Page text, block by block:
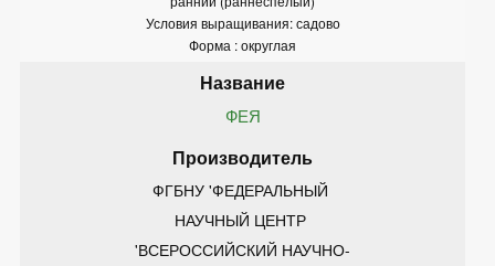
Условия выращивания: садово
Форма : округлая
ФЕЯ
ФГБНУ 'ФЕДЕРАЛЬНЫЙ
НАУЧНЫЙ ЦЕНТР
'ВСЕРОССИЙСКИЙ НАУЧНО-